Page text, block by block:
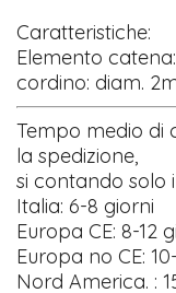
Caratteristiche:
Elemento
cordino: diam.
Tempo medio di
la spedizione,
si contando solo
Italia: 6-8 giorni
Europa CE: 8-12
Europa no CE:
Nord America. :